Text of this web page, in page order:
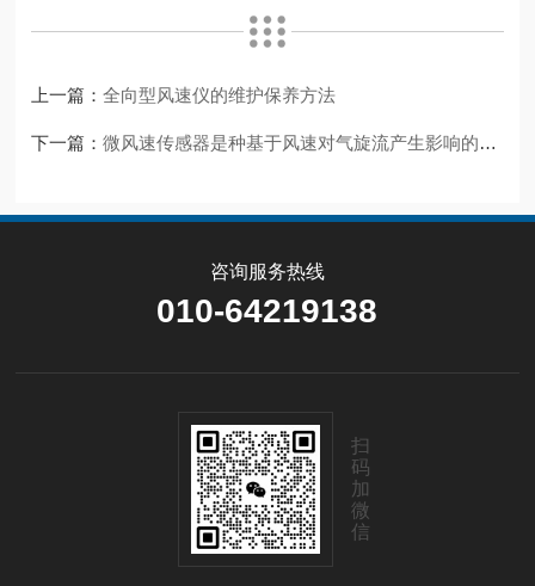
上一篇：全向型风速仪的维护保养方法
下一篇：微风速传感器是种基于风速对气旋流产生影响的传感器
咨询服务热线
010-64219138
扫
码
加
微
信